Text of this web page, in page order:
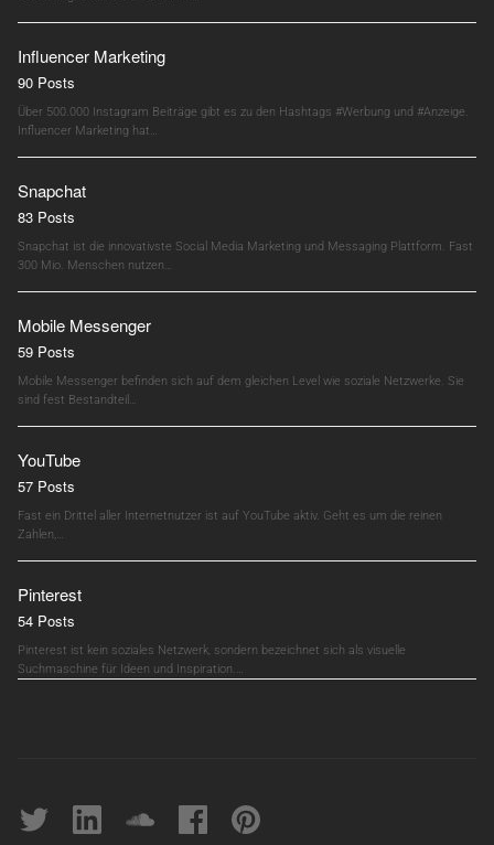
Influencer Marketing
90 Posts
Über 500.000 Instagram Beiträge gibt es zu den Hashtags #Werbung und #Anzeige.
Influencer Marketing hat…
Snapchat
83 Posts
Snapchat ist die innovativste Social Media Marketing und Messaging Plattform. Fast
300 Mio. Menschen nutzen…
Mobile Messenger
59 Posts
Mobile Messenger befinden sich auf dem gleichen Level wie soziale Netzwerke. Sie
sind fest Bestandteil…
YouTube
57 Posts
Fast ein Drittel aller Internetnutzer ist auf YouTube aktiv. Geht es um die reinen
Zahlen,…
Pinterest
54 Posts
Pinterest ist kein soziales Netzwerk, sondern bezeichnet sich als visuelle
Suchmaschine für Ideen und Inspiration.…
Twitter linkedin soundcloudFacebookpinterest